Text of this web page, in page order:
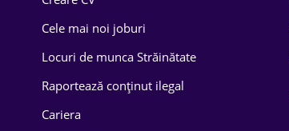
Drept
Educație / Training
Energetică
Cele mai noi joburi
Locuri de munca Străinătate
Raportează conținut ilegal
Cariera